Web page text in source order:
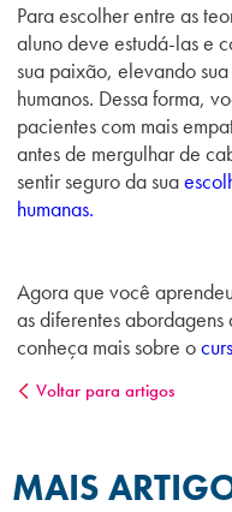
Para escolher entre as
aluno deve estudá-las e
sua paixão, elevando
humanos. Dessa forma,
pacientes com mais
antes de mergulhar de
sentir seguro da sua
humanas.
Agora que você
as diferentes
conheça mais sobre o
Voltar para artigos
MAIS